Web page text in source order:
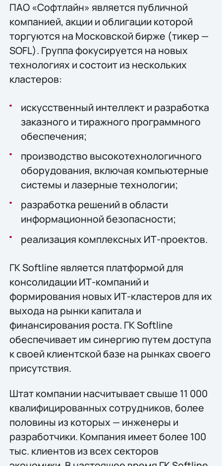
ПАО «Софтлайн» является публичной
компанией, акции и облигации которой
торгуются на Московской бирже (тикер —
SOFL). Группа фокусируется на новых
технологиях и состоит из нескольких
кластеров:
искусственный интеллект и разработка
заказного и тиражного программного
обеспечения;
производство высокотехнологичного
оборудования, включая компьютерные
системы и лазерные технологии;
разработка решений в области
информационной безопасности;
реализация комплексных ИТ-проектов.
ГК Softline является платформой для
консолидации ИТ-компаний и
формирования новых ИТ-кластеров для их
выхода на рынки капитала и
финансирования роста. ГК Softline
обеспечивает им синергию путем доступа
к своей клиентской базе на рынках своего
присутствия.
Штат компании насчитывает свыше 11 000
квалифицированных сотрудников, более
половины из которых — инженеры и
разработчики. Компания имеет более 100
тыс. клиентов из всех секторов